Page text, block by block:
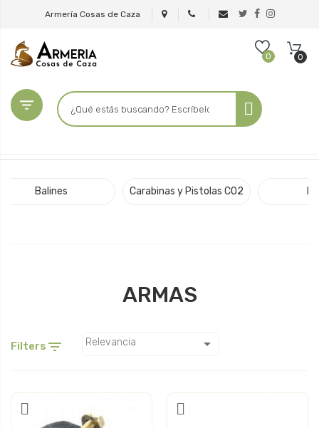
Armería Cosas de Caza
0 0

Balines Carabinas y Pistolas CO2
ARMAS
Filters  Relevancia 